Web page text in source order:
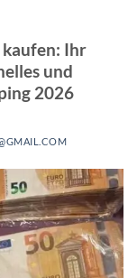
kaufen: Ihr
und
2026